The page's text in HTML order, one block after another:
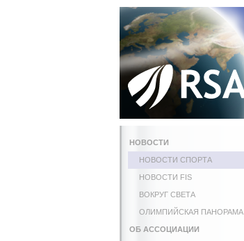
НОВОСТИ
НОВОСТИ СПОРТА
НОВОСТИ FIS
ВОКРУГ СВЕТА
ОЛИМПИЙСКАЯ ПАНОРАМА
ОБ АССОЦИАЦИИ